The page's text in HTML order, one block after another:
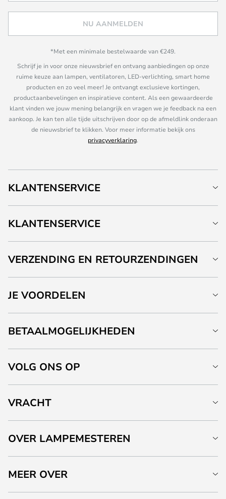
NU AANMELDEN
*Met een minimale bestelwaarde van €249.
Schrijf je in voor onze nieuwsbrief en ontvang aanbiedingen op onze
ruime keuze aan lampen, ventilatoren, LED-verlichting, smart home
producten en zo veel meer! Je ontvangt exclusieve kortingen,
productaanbevelingen en inspiratieve content. Als een gewaardeerde
klant vinden we jouw mening belangrijk en vragen we je feedback na een
aankoop. Je kan ten alle tijde uitschrijven door op de afmeldlink onderaan
de nieuwsbrief te klikken. Voor meer informatie bekijk ons
privacyverklaring.
KLANTENSERVICE
KLANTENSERVICE
VERZENDING EN RETOURZENDINGEN
JE VOORDELEN
BETAALMOGELIJKHEDEN
VOLG ONS OP
VRACHT
OVER LAMPEMESTEREN
MEER OVER